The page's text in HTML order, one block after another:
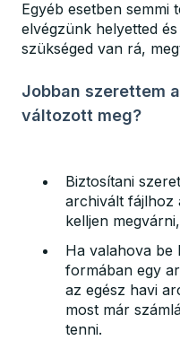
Egyéb esetben semmi
elvégzünk helyetted
szükséged van rá,
Jobban szerettem
változott meg?
Biztosítani
archivált fájlhoz
kelljen
Ha valahova be
formában egy
az egész havi
most már
tenni.